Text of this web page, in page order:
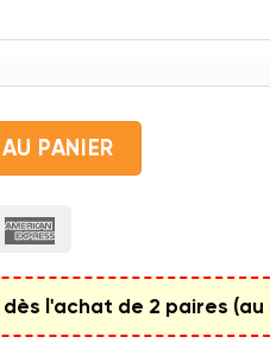
marron
PANIER
l'achat de 2 paires (au